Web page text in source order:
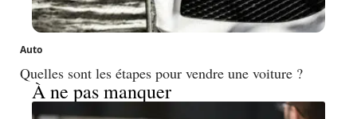
Auto
Quelles sont les étapes pour vendre une voiture ?
À ne pas manquer